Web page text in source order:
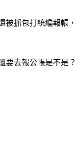
抓包打統編報帳
要去報公帳是不是